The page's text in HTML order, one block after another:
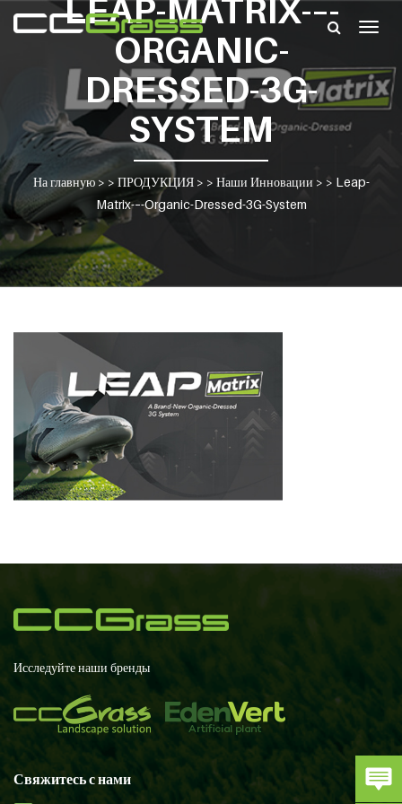
LEAP-MATRIX-–-
ORGANIC-
DRESSED-3G-
SYSTEM
На главную> > ПРОДУКЦИЯ> > Наши Инновации> > Leap-
Matrix-–-Organic-Dressed-3G-System
Исследуйте наши бренды
Свяжитесь с нами